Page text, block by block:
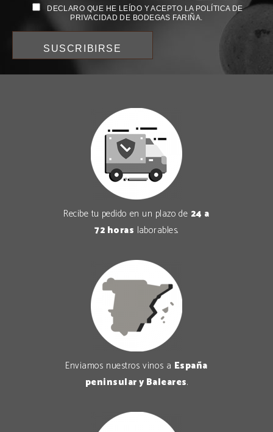
DECLARO QUE HE LEÍDO Y ACEPTO LA POLÍTICA DE
PRIVACIDAD DE BODEGAS FARIÑA.
Recibe tu pedido en un plazo de 24 a
72 horas laborables.
Enviamos nuestros vinos a España
peninsular y Baleares.